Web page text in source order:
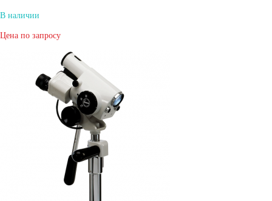
В наличии
Цена по запросу